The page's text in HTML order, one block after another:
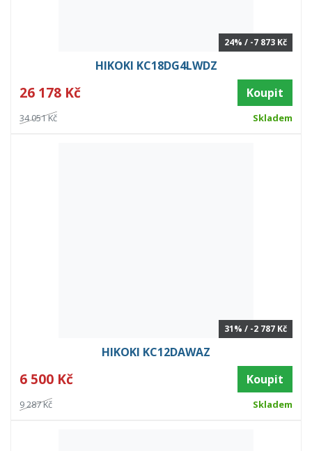
24% / -7 873 Kč
HIKOKI KC18DG4LWDZ
26 178 Kč Koupit
34 051 Kč Skladem
31% / -2 787 Kč
HIKOKI KC12DAWAZ
6 500 Kč Koupit
9 287 Kč Skladem